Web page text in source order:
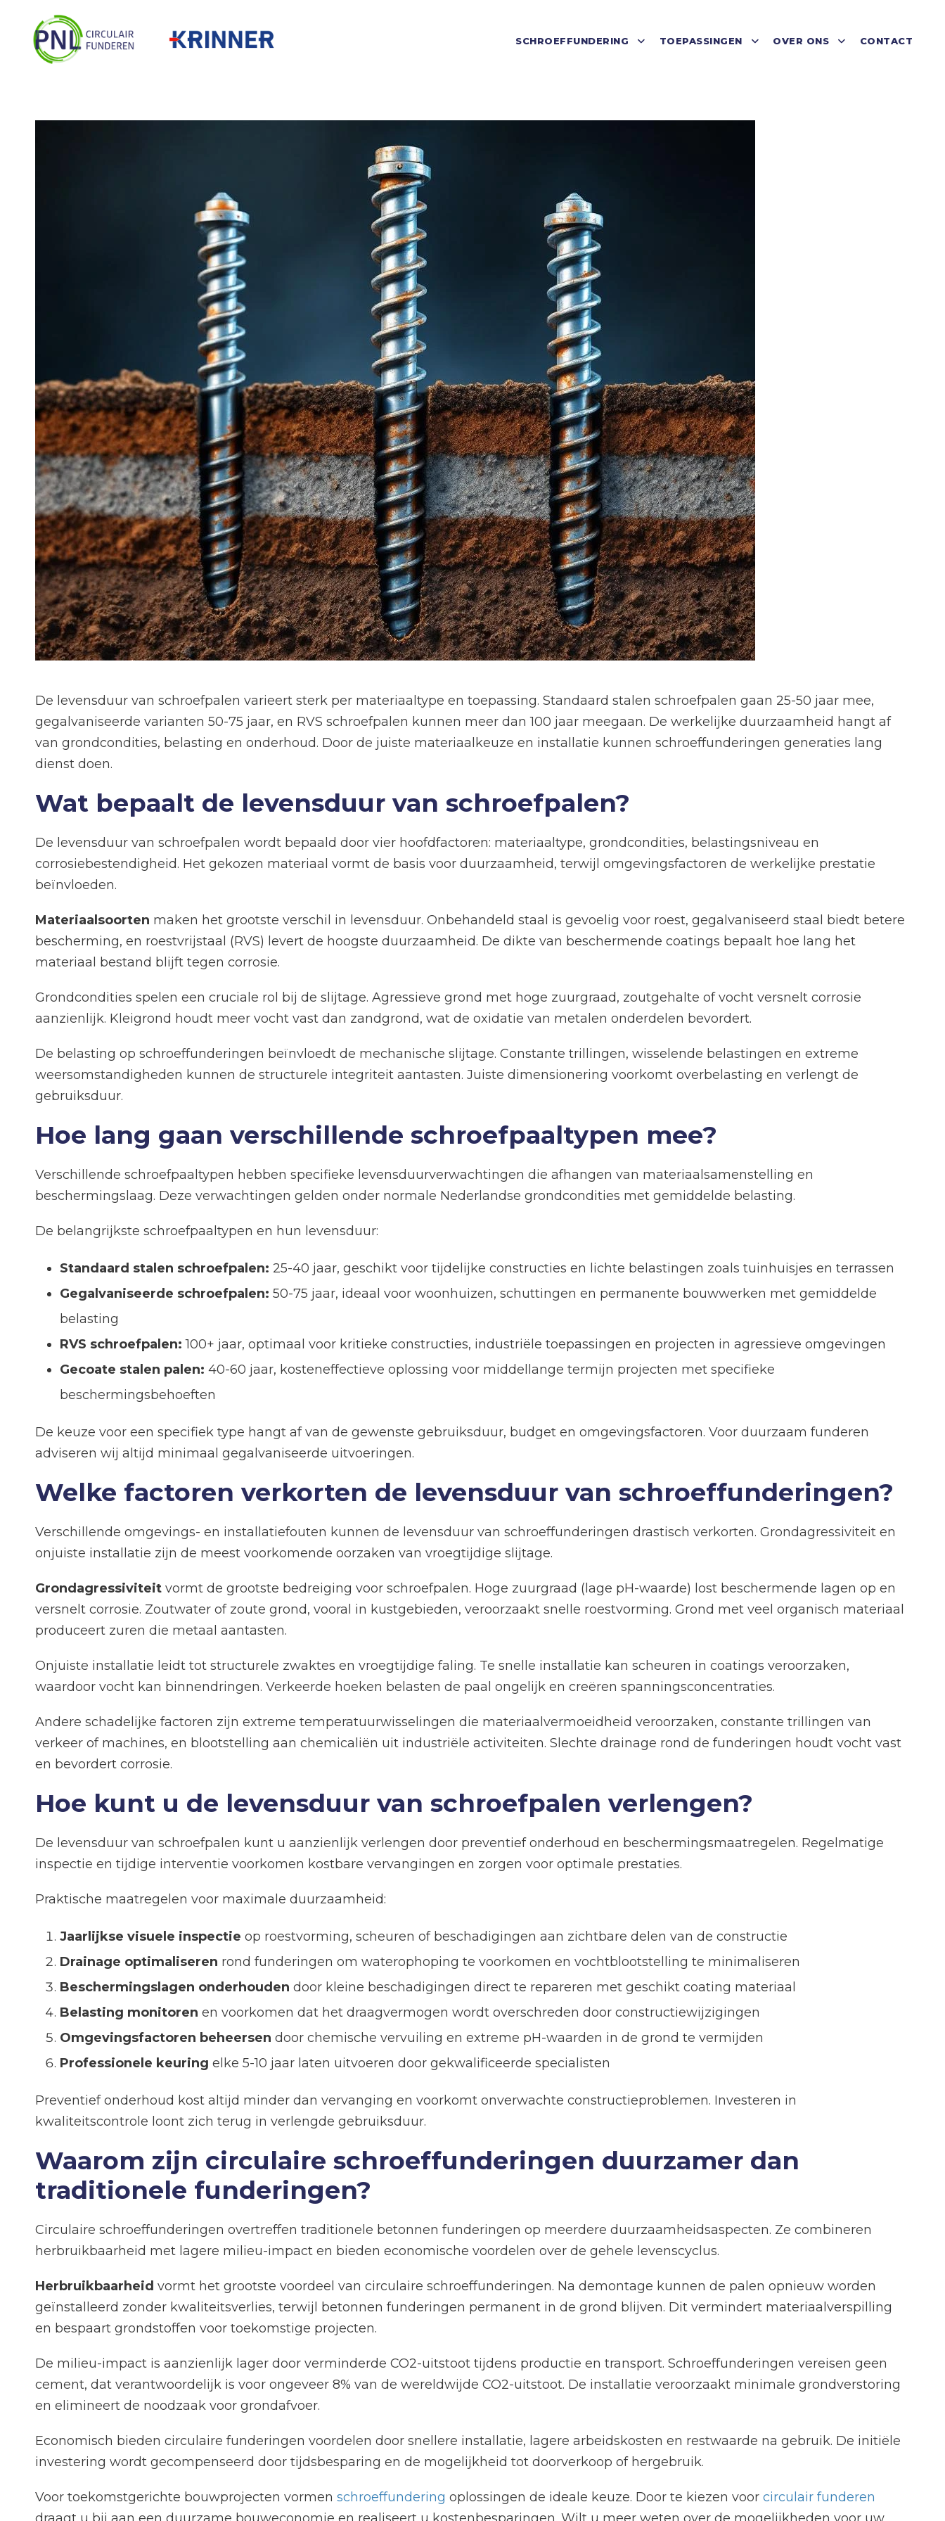
SCHROEFFUNDERING TOEPASSINGEN OVER ONS CONTACT
De levensduur van schroefpalen varieert sterk per materiaaltype en toepassing. Standaard stalen schroefpalen gaan 25-50 jaar mee,
gegalvaniseerde varianten 50-75 jaar, en RVS schroefpalen kunnen meer dan 100 jaar meegaan. De werkelijke duurzaamheid hangt af
van grondcondities, belasting en onderhoud. Door de juiste materiaalkeuze en installatie kunnen schroeffunderingen generaties lang
dienst doen.
Wat bepaalt de levensduur van schroefpalen?
De levensduur van schroefpalen wordt bepaald door vier hoofdfactoren: materiaaltype, grondcondities, belastingsniveau en
corrosiebestendigheid. Het gekozen materiaal vormt de basis voor duurzaamheid, terwijl omgevingsfactoren de werkelijke prestatie
beïnvloeden.
Materiaalsoorten maken het grootste verschil in levensduur. Onbehandeld staal is gevoelig voor roest, gegalvaniseerd staal biedt betere
bescherming, en roestvrijstaal (RVS) levert de hoogste duurzaamheid. De dikte van beschermende coatings bepaalt hoe lang het
materiaal bestand blijft tegen corrosie.
Grondcondities spelen een cruciale rol bij de slijtage. Agressieve grond met hoge zuurgraad, zoutgehalte of vocht versnelt corrosie
aanzienlijk. Kleigrond houdt meer vocht vast dan zandgrond, wat de oxidatie van metalen onderdelen bevordert.
De belasting op schroeffunderingen beïnvloedt de mechanische slijtage. Constante trillingen, wisselende belastingen en extreme
weersomstandigheden kunnen de structurele integriteit aantasten. Juiste dimensionering voorkomt overbelasting en verlengt de
gebruiksduur.
Hoe lang gaan verschillende schroefpaaltypen mee?
Verschillende schroefpaaltypen hebben specifieke levensduurverwachtingen die afhangen van materiaalsamenstelling en
beschermingslaag. Deze verwachtingen gelden onder normale Nederlandse grondcondities met gemiddelde belasting.
De belangrijkste schroefpaaltypen en hun levensduur:
Standaard stalen schroefpalen: 25-40 jaar, geschikt voor tijdelijke constructies en lichte belastingen zoals tuinhuisjes en terrassen
Gegalvaniseerde schroefpalen: 50-75 jaar, ideaal voor woonhuizen, schuttingen en permanente bouwwerken met gemiddelde
belasting
RVS schroefpalen: 100+ jaar, optimaal voor kritieke constructies, industriële toepassingen en projecten in agressieve omgevingen
Gecoate stalen palen: 40-60 jaar, kosteneffectieve oplossing voor middellange termijn projecten met specifieke
beschermingsbehoeften
De keuze voor een specifiek type hangt af van de gewenste gebruiksduur, budget en omgevingsfactoren. Voor duurzaam funderen
adviseren wij altijd minimaal gegalvaniseerde uitvoeringen.
Welke factoren verkorten de levensduur van schroeffunderingen?
Verschillende omgevings- en installatiefouten kunnen de levensduur van schroeffunderingen drastisch verkorten. Grondagressiviteit en
onjuiste installatie zijn de meest voorkomende oorzaken van vroegtijdige slijtage.
Grondagressiviteit vormt de grootste bedreiging voor schroefpalen. Hoge zuurgraad (lage pH-waarde) lost beschermende lagen op en
versnelt corrosie. Zoutwater of zoute grond, vooral in kustgebieden, veroorzaakt snelle roestvorming. Grond met veel organisch materiaal
produceert zuren die metaal aantasten.
Onjuiste installatie leidt tot structurele zwaktes en vroegtijdige faling. Te snelle installatie kan scheuren in coatings veroorzaken,
waardoor vocht kan binnendringen. Verkeerde hoeken belasten de paal ongelijk en creëren spanningsconcentraties.
Andere schadelijke factoren zijn extreme temperatuurwisselingen die materiaalvermoeidheid veroorzaken, constante trillingen van
verkeer of machines, en blootstelling aan chemicaliën uit industriële activiteiten. Slechte drainage rond de funderingen houdt vocht vast
en bevordert corrosie.
Hoe kunt u de levensduur van schroefpalen verlengen?
De levensduur van schroefpalen kunt u aanzienlijk verlengen door preventief onderhoud en beschermingsmaatregelen. Regelmatige
inspectie en tijdige interventie voorkomen kostbare vervangingen en zorgen voor optimale prestaties.
Praktische maatregelen voor maximale duurzaamheid:
Jaarlijkse visuele inspectie op roestvorming, scheuren of beschadigingen aan zichtbare delen van de constructie
Drainage optimaliseren rond funderingen om waterophoping te voorkomen en vochtblootstelling te minimaliseren
Beschermingslagen onderhouden door kleine beschadigingen direct te repareren met geschikt coating materiaal
Belasting monitoren en voorkomen dat het draagvermogen wordt overschreden door constructiewijzigingen
Omgevingsfactoren beheersen door chemische vervuiling en extreme pH-waarden in de grond te vermijden
Professionele keuring elke 5-10 jaar laten uitvoeren door gekwalificeerde specialisten
Preventief onderhoud kost altijd minder dan vervanging en voorkomt onverwachte constructieproblemen. Investeren in
kwaliteitscontrole loont zich terug in verlengde gebruiksduur.
Waarom zijn circulaire schroeffunderingen duurzamer dan
traditionele funderingen?
Circulaire schroeffunderingen overtreffen traditionele betonnen funderingen op meerdere duurzaamheidsaspecten. Ze combineren
herbruikbaarheid met lagere milieu-impact en bieden economische voordelen over de gehele levenscyclus.
Herbruikbaarheid vormt het grootste voordeel van circulaire schroeffunderingen. Na demontage kunnen de palen opnieuw worden
geïnstalleerd zonder kwaliteitsverlies, terwijl betonnen funderingen permanent in de grond blijven. Dit vermindert materiaalverspilling
en bespaart grondstoffen voor toekomstige projecten.
De milieu-impact is aanzienlijk lager door verminderde CO2-uitstoot tijdens productie en transport. Schroeffunderingen vereisen geen
cement, dat verantwoordelijk is voor ongeveer 8% van de wereldwijde CO2-uitstoot. De installatie veroorzaakt minimale grondverstoring
en elimineert de noodzaak voor grondafvoer.
Economisch bieden circulaire funderingen voordelen door snellere installatie, lagere arbeidskosten en restwaarde na gebruik. De initiële
investering wordt gecompenseerd door tijdsbesparing en de mogelijkheid tot doorverkoop of hergebruik.
Voor toekomstgerichte bouwprojecten vormen schroeffundering oplossingen de ideale keuze. Door te kiezen voor circulair funderen